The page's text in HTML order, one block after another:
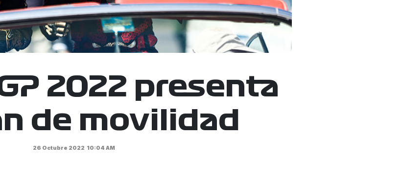
2022 presenta
de movilidad
26 Octubre 2022 10:04 AM